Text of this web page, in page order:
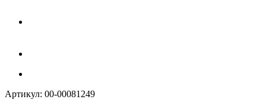
Артикул: 00-00081249